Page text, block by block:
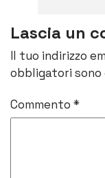
Lascia un
Il tuo indirizzo
obbligatori
Commento *